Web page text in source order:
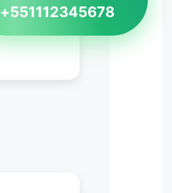
+551112345678